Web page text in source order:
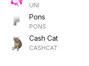
UNI
Pons
PONS
Cash Cat
CASHCAT